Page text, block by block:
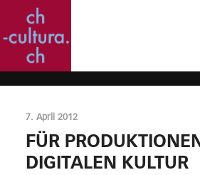
7. April 2012
FÜR
DIGITALEN KULTUR